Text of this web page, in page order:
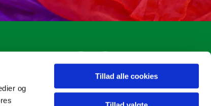
og
Tillad alle cookies